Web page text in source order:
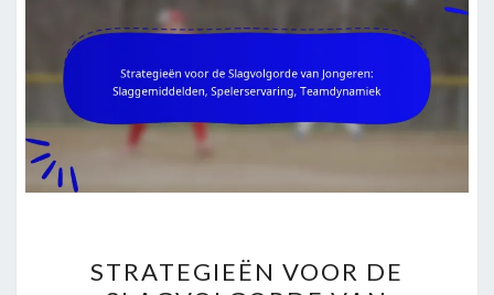
VOOR
STRATEGIEËN VOOR DE